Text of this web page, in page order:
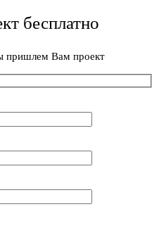
бесплатно
пришлем Вам проект